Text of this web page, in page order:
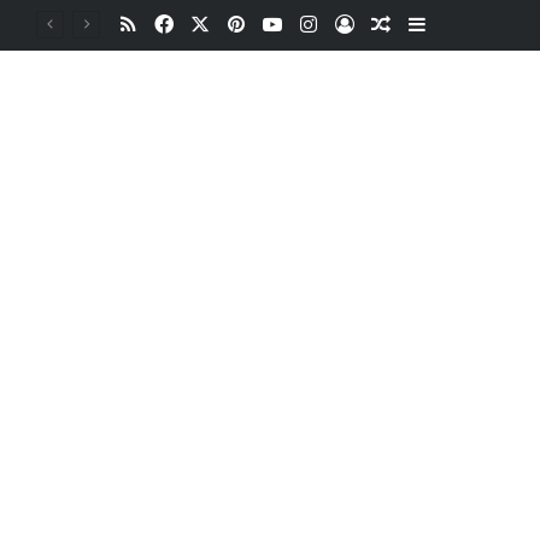
RSSFacebookPinterestYouTubeInstagramOturum aç
Rastgele Makale
Kenar